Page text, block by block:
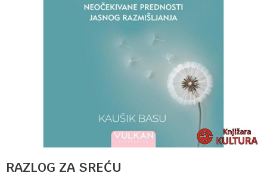
RAZLOG ZA SREĆU